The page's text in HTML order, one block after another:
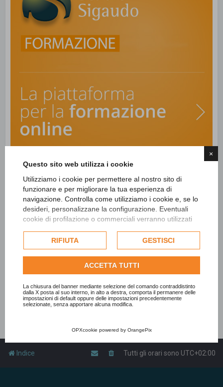
×
Questo sito web utilizza i cookie
Utilizziamo i cookie per permettere al nostro sito di
funzionare e per migliorare la tua esperienza di
navigazione. Controlla come utilizziamo i cookie e, se lo
desideri, personalizzane la configurazione. Eventuali
cookie di profilazione o commerciali verranno utilizzati
dell'utente e, se consentito, potrebbero essere utilizzati
per personalizzare gli annunci pubblicitari. Per ulteriori
informazioni su come Google utilizza i dati raccolti,
politica sulla privacy di Google
Consulta l'informativa cookie completa.
RIFIUTA GESTISCI
ACCETTA TUTTI
La chiusura del banner mediante selezione del comando contraddistinto
dalla X posta al suo interno, in alto a destra, comporta il permanere delle
impostazioni di default oppure delle impostazioni precedentemente
selezionate, senza apportare alcuna modifica.
OPXcookie powered by OrangePix
Indice Tutti gli orari sono UTC+02:00